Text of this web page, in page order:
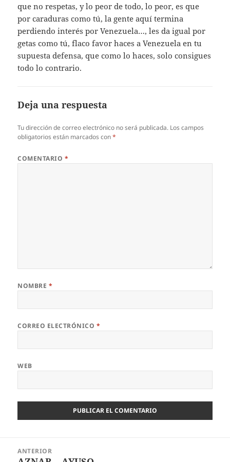
que no respetas, y lo peor de todo, lo peor, es que
por caraduras como tú, la gente aquí termina
perdiendo interés por Venezuela…, les da igual por
getas como tú, flaco favor haces a Venezuela en tu
supuesta defensa, que como lo haces, solo consigues
todo lo contrario.
Deja una respuesta
Tu dirección de correo electrónico no será publicada. Los campos
obligatorios están marcados con*
COMENTARIO *
NOMBRE *
CORREO ELECTRÓNICO *
WEB
ANTERIOR